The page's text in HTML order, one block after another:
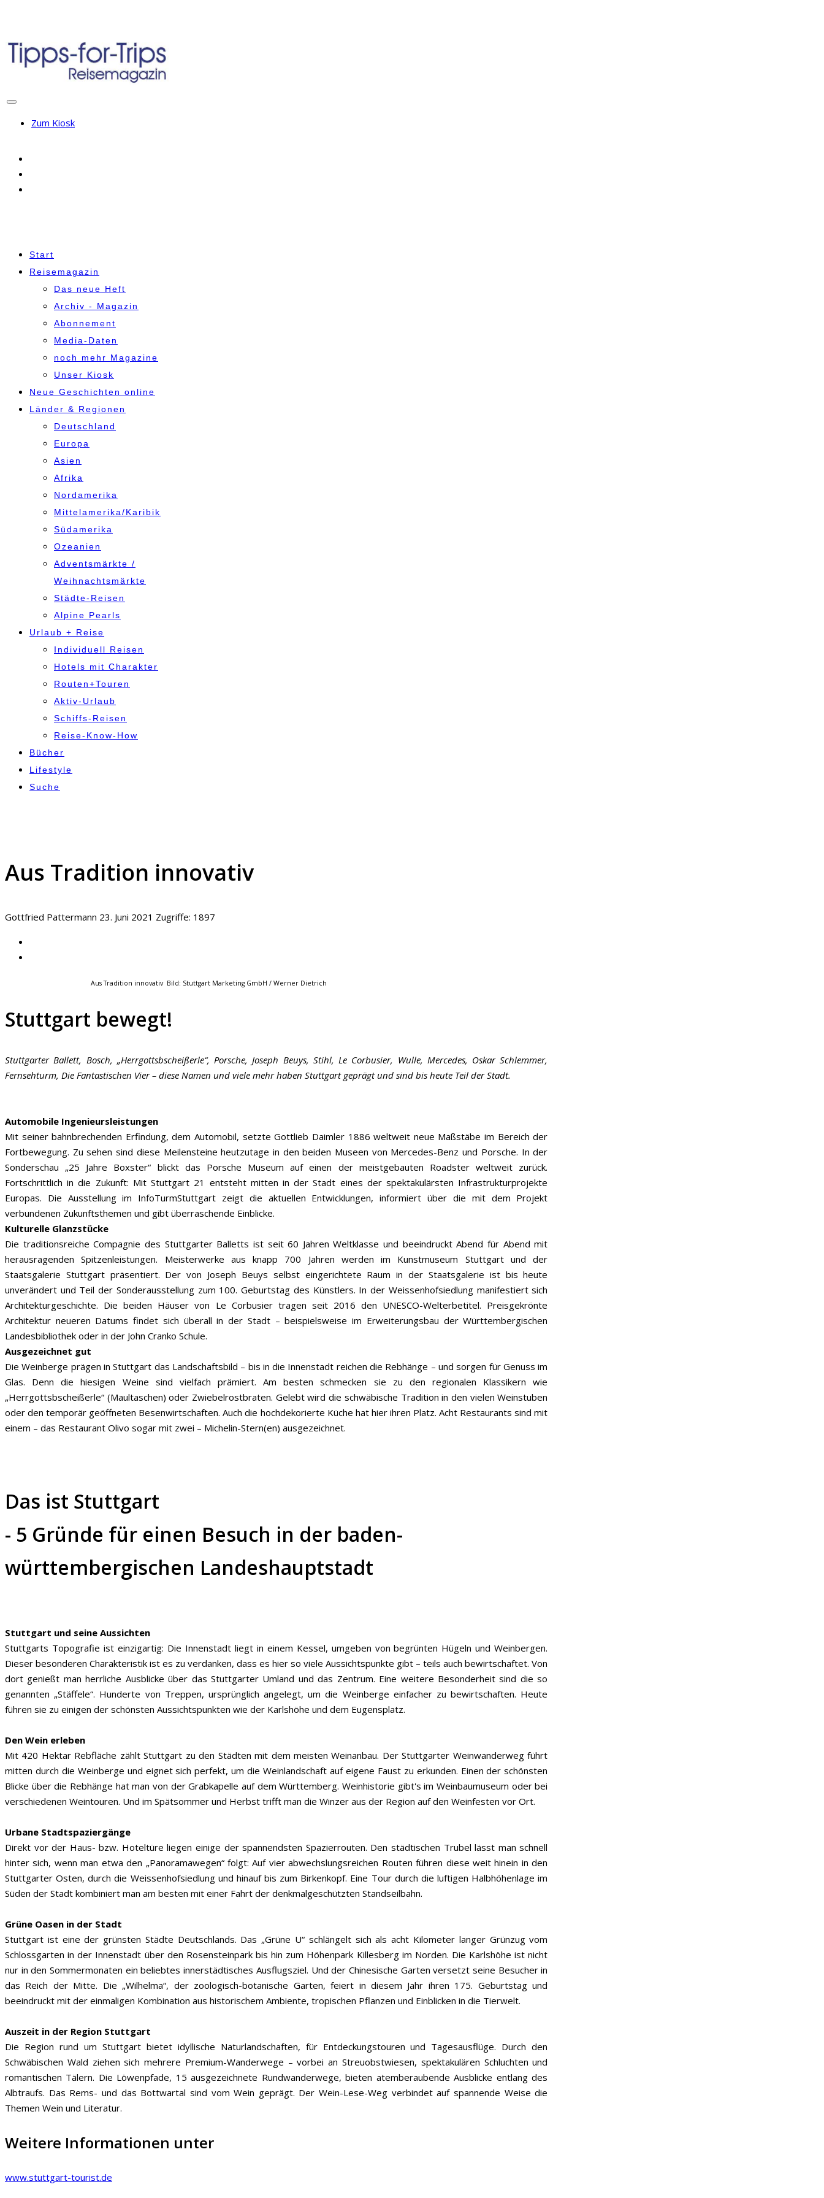
Zum Kiosk
Start
Reisemagazin
Das neue Heft
Archiv - Magazin
Abonnement
Media-Daten
noch mehr Magazine
Unser Kiosk
Neue Geschichten online
Länder & Regionen
Deutschland
Europa
Asien
Afrika
Nordamerika
Mittelamerika/Karibik
Südamerika
Ozeanien
Adventsmärkte /
Weihnachtsmärkte
Städte-Reisen
Alpine Pearls
Urlaub + Reise
Individuell Reisen
Hotels mit Charakter
Routen+Touren
Aktiv-Urlaub
Schiffs-Reisen
Reise-Know-How
Bücher
Lifestyle
Suche
Aus Tradition innovativ
Gottfried Pattermann 23. Juni 2021 Zugriffe: 1897
Aus Tradition innovativ Bild: Stuttgart Marketing GmbH / Werner Dietrich
Stuttgart bewegt!
Stuttgarter Ballett, Bosch, „Herrgottsbscheißerle“, Porsche, Joseph Beuys, Stihl, Le Corbusier, Wulle, Mercedes, Oskar Schlemmer,
Fernsehturm, Die Fantastischen Vier – diese Namen und viele mehr haben Stuttgart geprägt und sind bis heute Teil der Stadt.
Automobile Ingenieursleistungen
Mit seiner bahnbrechenden Erfindung, dem Automobil, setzte Gottlieb Daimler 1886 weltweit neue Maßstäbe im Bereich der
Fortbewegung. Zu sehen sind diese Meilensteine heutzutage in den beiden Museen von Mercedes-Benz und Porsche. In der
Sonderschau „25 Jahre Boxster“ blickt das Porsche Museum auf einen der meistgebauten Roadster weltweit zurück.
Fortschrittlich in die Zukunft: Mit Stuttgart 21 entsteht mitten in der Stadt eines der spektakulärsten Infrastrukturprojekte
Europas. Die Ausstellung im InfoTurmStuttgart zeigt die aktuellen Entwicklungen, informiert über die mit dem Projekt
verbundenen Zukunftsthemen und gibt überraschende Einblicke.
Kulturelle Glanzstücke
Die traditionsreiche Compagnie des Stuttgarter Balletts ist seit 60 Jahren Weltklasse und beeindruckt Abend für Abend mit
herausragenden Spitzenleistungen. Meisterwerke aus knapp 700 Jahren werden im Kunstmuseum Stuttgart und der
Staatsgalerie Stuttgart präsentiert. Der von Joseph Beuys selbst eingerichtete Raum in der Staatsgalerie ist bis heute
unverändert und Teil der Sonderausstellung zum 100. Geburtstag des Künstlers. In der Weissenhofsiedlung manifestiert sich
Architekturgeschichte. Die beiden Häuser von Le Corbusier tragen seit 2016 den UNESCO-Welterbetitel. Preisgekrönte
Architektur neueren Datums findet sich überall in der Stadt – beispielsweise im Erweiterungsbau der Württembergischen
Landesbibliothek oder in der John Cranko Schule.
Ausgezeichnet gut
Die Weinberge prägen in Stuttgart das Landschaftsbild – bis in die Innenstadt reichen die Rebhänge – und sorgen für Genuss im
Glas. Denn die hiesigen Weine sind vielfach prämiert. Am besten schmecken sie zu den regionalen Klassikern wie
„Herrgottsbscheißerle“ (Maultaschen) oder Zwiebelrostbraten. Gelebt wird die schwäbische Tradition in den vielen Weinstuben
oder den temporär geöffneten Besenwirtschaften. Auch die hochdekorierte Küche hat hier ihren Platz. Acht Restaurants sind mit
einem – das Restaurant Olivo sogar mit zwei – Michelin-Stern(en) ausgezeichnet.
Das ist Stuttgart
- 5 Gründe für einen Besuch in der baden-
württembergischen Landeshauptstadt
Stuttgart und seine Aussichten
Stuttgarts Topografie ist einzigartig: Die Innenstadt liegt in einem Kessel, umgeben von begrünten Hügeln und Weinbergen.
Dieser besonderen Charakteristik ist es zu verdanken, dass es hier so viele Aussichtspunkte gibt – teils auch bewirtschaftet. Von
dort genießt man herrliche Ausblicke über das Stuttgarter Umland und das Zentrum. Eine weitere Besonderheit sind die so
genannten „Stäffele“. Hunderte von Treppen, ursprünglich angelegt, um die Weinberge einfacher zu bewirtschaften. Heute
führen sie zu einigen der schönsten Aussichtspunkten wie der Karlshöhe und dem Eugensplatz.
Den Wein erleben
Mit 420 Hektar Rebfläche zählt Stuttgart zu den Städten mit dem meisten Weinanbau. Der Stuttgarter Weinwanderweg führt
mitten durch die Weinberge und eignet sich perfekt, um die Weinlandschaft auf eigene Faust zu erkunden. Einen der schönsten
Blicke über die Rebhänge hat man von der Grabkapelle auf dem Württemberg. Weinhistorie gibt's im Weinbaumuseum oder bei
verschiedenen Weintouren. Und im Spätsommer und Herbst trifft man die Winzer aus der Region auf den Weinfesten vor Ort.
Urbane Stadtspaziergänge
Direkt vor der Haus- bzw. Hoteltüre liegen einige der spannendsten Spazierrouten. Den städtischen Trubel lässt man schnell
hinter sich, wenn man etwa den „Panoramawegen“ folgt: Auf vier abwechslungsreichen Routen führen diese weit hinein in den
Stuttgarter Osten, durch die Weissenhofsiedlung und hinauf bis zum Birkenkopf. Eine Tour durch die luftigen Halbhöhenlage im
Süden der Stadt kombiniert man am besten mit einer Fahrt der denkmalgeschützten Standseilbahn.
Grüne Oasen in der Stadt
Stuttgart ist eine der grünsten Städte Deutschlands. Das „Grüne U“ schlängelt sich als acht Kilometer langer Grünzug vom
Schlossgarten in der Innenstadt über den Rosensteinpark bis hin zum Höhenpark Killesberg im Norden. Die Karlshöhe ist nicht
nur in den Sommermonaten ein beliebtes innerstädtisches Ausflugsziel. Und der Chinesische Garten versetzt seine Besucher in
das Reich der Mitte. Die „Wilhelma“, der zoologisch-botanische Garten, feiert in diesem Jahr ihren 175. Geburtstag und
beeindruckt mit der einmaligen Kombination aus historischem Ambiente, tropischen Pflanzen und Einblicken in die Tierwelt.
Auszeit in der Region Stuttgart
Die Region rund um Stuttgart bietet idyllische Naturlandschaften, für Entdeckungstouren und Tagesausflüge. Durch den
Schwäbischen Wald ziehen sich mehrere Premium-Wanderwege – vorbei an Streuobstwiesen, spektakulären Schluchten und
romantischen Tälern. Die Löwenpfade, 15 ausgezeichnete Rundwanderwege, bieten atemberaubende Ausblicke entlang des
Albtraufs. Das Rems- und das Bottwartal sind vom Wein geprägt. Der Wein-Lese-Weg verbindet auf spannende Weise die
Themen Wein und Literatur.
Weitere Informationen unter
www.stuttgart-tourist.de